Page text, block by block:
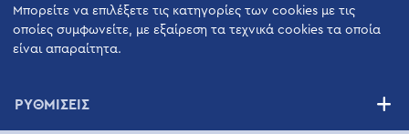
ΡΥΘΜΙΣΕΙΣ
Μπορείτε να επιλέξετε τις κατηγορίες των cookies με τις
οποίες συμφωνείτε, με εξαίρεση τα τεχνικά cookies τα οποία
είναι απαραίτητα.